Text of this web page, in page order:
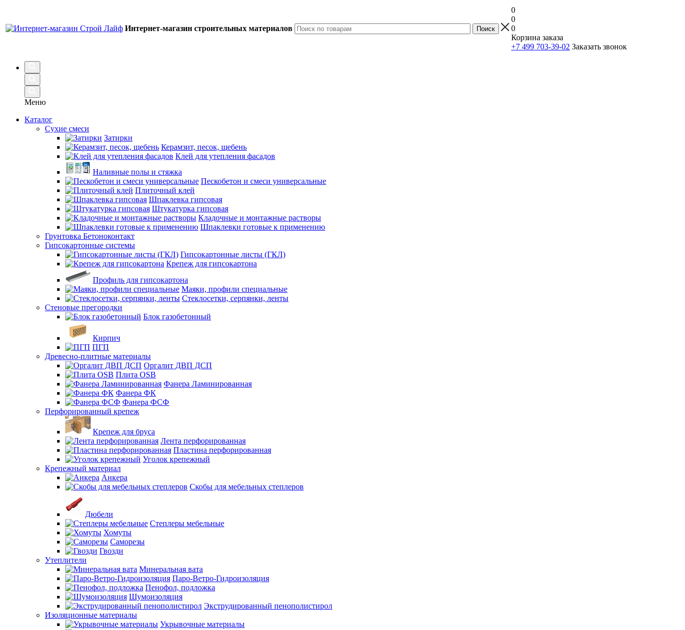
Интернет-магазин строительных материалов
0
0
0
Корзина заказа
+7 499 703-39-02 Заказать звонок
Меню
Каталог
Сухие смеси
Затирки
Керамзит, песок, щебень
Клей для утепления фасадов
Наливные полы и стяжка
Пескобетон и смеси универсальные
Плиточный клей
Шпаклевка гипсовая
Штукатурка гипсовая
Кладочные и монтажные растворы
Шпаклевки готовые к применению
Грунтовка Бетоноконтакт
Гипсокартонные системы
Гипсокартонные листы (ГКЛ)
Крепеж для гипсокартона
Профиль для гипсокартона
Маяки, профили специальные
Стеклосетки, серпянки, ленты
Стеновые прегородки
Блок газобетонный
Кирпич
ПГП
Древесно-плитные материалы
Оргалит ДВП ДСП
Плита OSB
Фанера Ламинированная
Фанера ФК
Фанера ФСФ
Перфорированный крепеж
Крепеж для бруса
Лента перфорированная
Пластина перфорированная
Уголок крепежный
Крепежный материал
Анкера
Скобы для мебельных степлеров
Дюбели
Степлеры мебельные
Хомуты
Саморезы
Гвозди
Утеплители
Минеральная вата
Паро-Ветро-Гидроизоляция
Пенофол, подложка
Шумоизоляция
Экструдированный пенополистирол
Изоляционные материалы
Укрывочные материалы